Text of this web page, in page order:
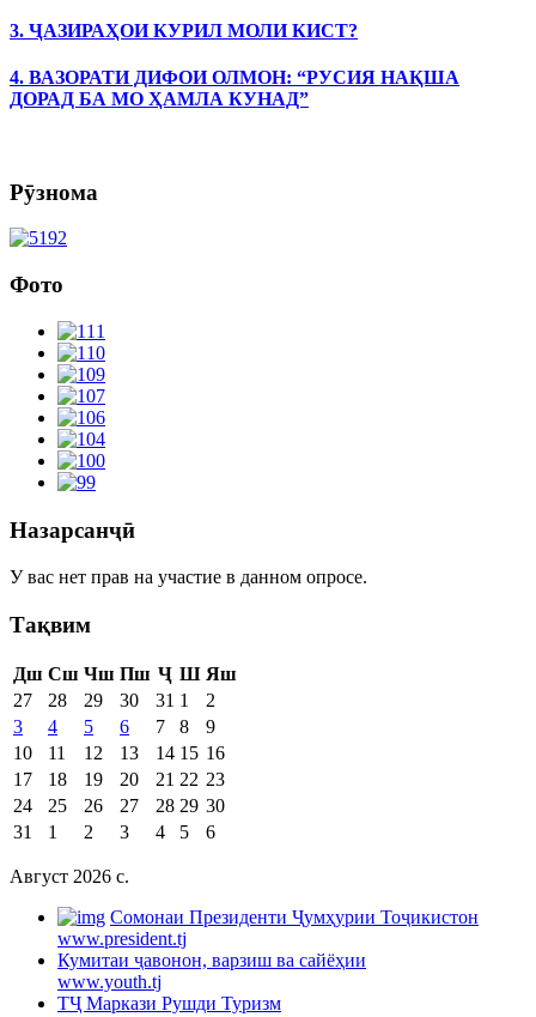
3. ҶАЗИРАҲОИ КУРИЛ МОЛИ КИСТ?
4. ВАЗОРАТИ ДИФОИ ОЛМОН: “РУСИЯ НАҚША
ДОРАД БА МО ҲАМЛА КУНАД”
Рӯзнома
Фото
Назарсанҷӣ
У вас нет прав на участие в данном опросе.
Тақвим
Дш Сш Чш Пш Ҷ Ш Яш
27
28 29 30 31 1
2
3
4 5 6 7 8
9
10
11 12 13 14 15 16
17
18 19 20 21 22 23
24
25 26 27 28 29 30
31
1 2 3 4 5 6
Август 2026 c.
Cомонаи Президенти Ҷумҳурии Тоҷикистон
www.president.tj
Кумитаи ҷавонон, варзиш ва сайёҳии
www.youth.tj
ТҶ Маркази Рушди Туризм